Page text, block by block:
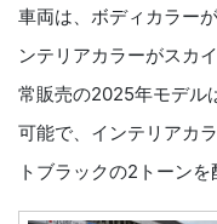
車両は、ボディカラー
ンテリアカラーがスカ
常販売の2025年モデル
可能で、インテリアカ
トブラックの2トーンを